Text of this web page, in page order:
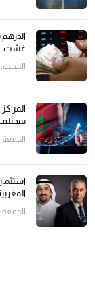
غشت
السبت, 8 أغسطس 2026, 14:23
الجمعة, 7 أغسطس 2026, 23:00
الجمعة, 7 أغسطس 2026, 20:00